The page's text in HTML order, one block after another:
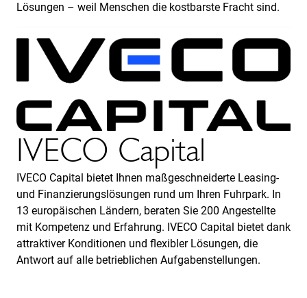
Lösungen – weil Menschen die kostbarste Fracht sind.
IVECO Capital
IVECO Capital bietet Ihnen maßgeschneiderte Leasing-
und Finanzierungslösungen rund um Ihren Fuhrpark. In
13 europäischen Ländern, beraten Sie 200 Angestellte
mit Kompetenz und Erfahrung. IVECO Capital bietet dank
attraktiver Konditionen und flexibler Lösungen, die
Antwort auf alle betrieblichen Aufgabenstellungen.